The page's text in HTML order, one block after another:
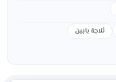
ثلاجة بابين